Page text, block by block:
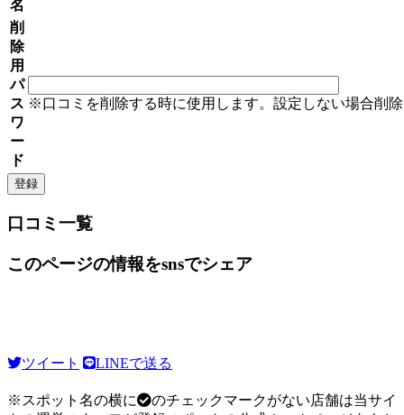
名
削
除
用
パ
ス
ワ
ー
ド
※口コミを削除する時に使用します。設定しない場合削
口コミ一覧
このページの情報をsnsでシェア
ツイート LINEで送る
※スポット名の横に
のチェックマークがない店舗は当サイ